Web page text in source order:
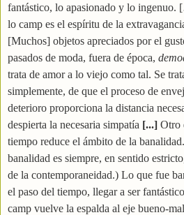
fantástico, lo apasionado y lo
lo camp es el espíritu de la
[Muchos] objetos apreciados por el
pasados de moda, fuera de época,
trata de amor a lo viejo como tal. Se
simplemente, de que el proceso de
deterioro proporciona la distancia
despierta la necesaria simpatía [...] Otro
tiempo reduce el ámbito de la
banalidad es siempre, en sentido
de la contemporaneidad.) Lo que fue
el paso del tiempo, llegar a ser
camp vuelve la espalda al eje bueno-